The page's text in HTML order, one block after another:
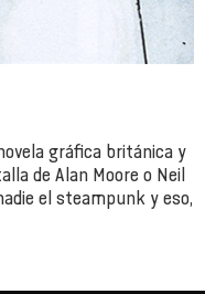
gráfica británica y
de Alan Moore o Neil
el steampunk y eso,